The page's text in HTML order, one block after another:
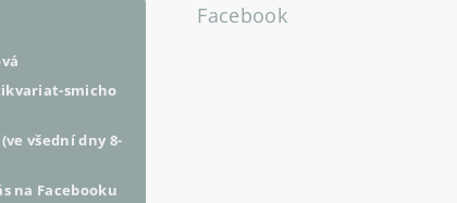
smicho
(ve všední dny 8-
na Facebooku
Facebook